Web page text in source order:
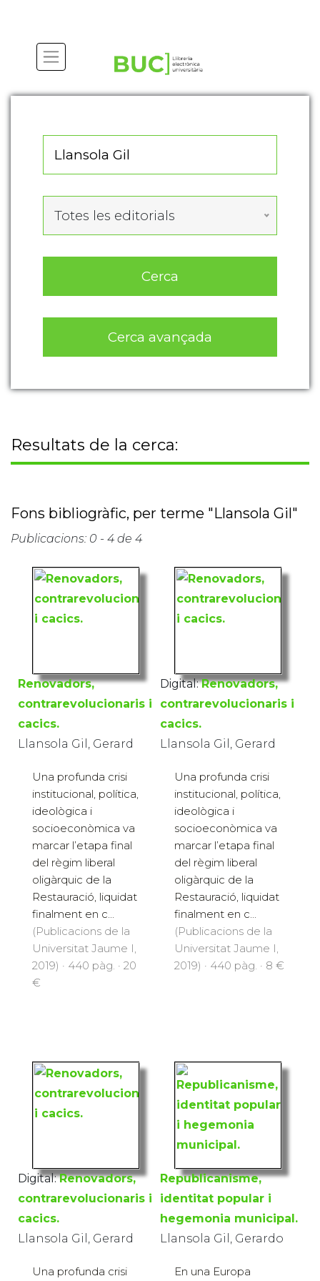
Totes les editorials
Cerca
Cerca avançada
Resultats de la cerca:
Fons bibliogràfic, per terme "Llansola Gil"
Publicacions: 0 - 4 de 4
Renovadors,
contrarevolucionaris i
cacics.
Llansola Gil, Gerard
Una profunda crisi
institucional, política,
ideològica i
socioeconòmica va
marcar l’etapa final
del règim liberal
oligàrquic de la
Restauració, liquidat
finalment en c...
(Publicacions de la
Universitat Jaume I,
2019) · 440 pàg. · 20
€
Digital: Renovadors,
contrarevolucionaris i
cacics.
Llansola Gil, Gerard
Una profunda crisi
institucional, política,
ideològica i
socioeconòmica va
marcar l’etapa final
del règim liberal
oligàrquic de la
Restauració, liquidat
finalment en c...
(Publicacions de la
Universitat Jaume I,
2019) · 440 pàg. · 8 €
Digital: Renovadors,
contrarevolucionaris i
cacics.
Llansola Gil, Gerard
Una profunda crisi
Republicanisme,
identitat popular i
hegemonia municipal.
Llansola Gil, Gerardo
En una Europa